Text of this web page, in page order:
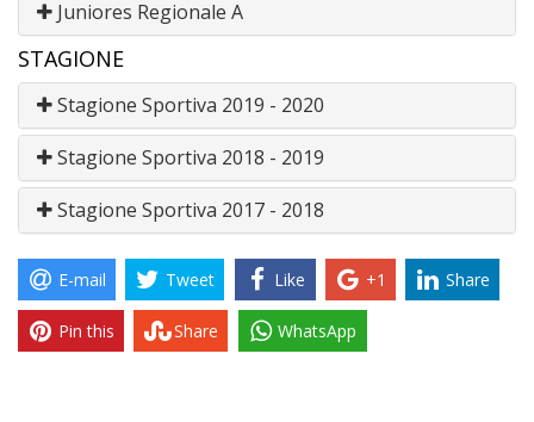
Juniores Regionale A
STAGIONE
Stagione Sportiva 2019 - 2020
Stagione Sportiva 2018 - 2019
Stagione Sportiva 2017 - 2018
E-mail Tweet Like +1 Share
Pin this Share WhatsApp